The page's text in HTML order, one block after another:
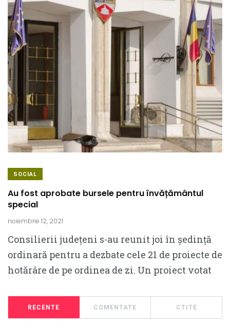
SOCIAL
Au fost aprobate bursele pentru învățământul
special
noiembrie 12, 2021
Consilierii județeni s-au reunit joi în ședință
ordinară pentru a dezbate cele 21 de proiecte de
hotărâre de pe ordinea de zi. Un proiect votat
RECENTE COMENTATE CTITE